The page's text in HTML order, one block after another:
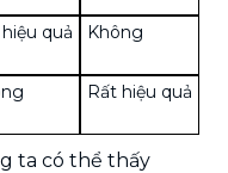
quả Không
Rất hiệu quả
ta có thể thấy